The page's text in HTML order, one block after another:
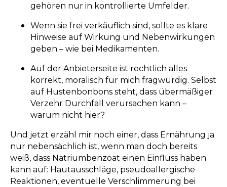
gehören nur in kontrollierte Umfelder.
Wenn sie frei verkäuflich sind, sollte es klare
Hinweise auf Wirkung und Nebenwirkungen
geben – wie bei Medikamenten.
Auf der Anbieterseite ist rechtlich alles
korrekt, moralisch für mich fragwürdig. Selbst
auf Hustenbonbons steht, dass übermäßiger
Verzehr Durchfall verursachen kann –
warum nicht hier?
Und jetzt erzähl mir noch einer, dass Ernährung ja
nur nebensächlich ist, wenn man doch bereits
weiß, dass Natriumbenzoat einen Einfluss haben
kann auf: Hautausschläge, pseudoallergische
Reaktionen, eventuelle Verschlimmerung bei